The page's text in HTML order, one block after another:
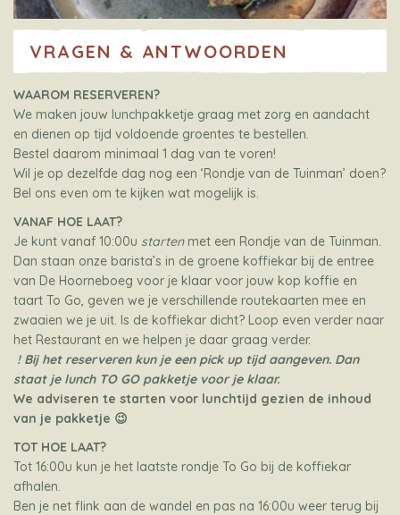
VRAGEN & ANTWOORDEN
WAAROM RESERVEREN?
We maken jouw lunchpakketje graag met zorg en aandacht
en dienen op tijd voldoende groentes te bestellen.
Bestel daarom minimaal 1 dag van te voren!
Wil je op dezelfde dag nog een ‘Rondje van de Tuinman’ doen?
Bel ons even om te kijken wat mogelijk is.
VANAF HOE LAAT?
Je kunt vanaf 10:00u startenmet een Rondje van de Tuinman.
Dan staan onze barista’s in de groene koffiekar bij de entree
van De Hoorneboeg voor je klaar voor jouw kop koffie en
taart To Go, geven we je verschillende routekaarten mee en
zwaaien we je uit. Is de koffiekar dicht? Loop even verder naar
het Restaurant en we helpen je daar graag verder.
! Bij het reserveren kun je een pick up tijd aangeven. Dan
staat je lunch TO GO pakketje voor je klaar.
We adviseren te starten voor lunchtijd gezien de inhoud
van je pakketje 😉
TOT HOE LAAT?
Tot 16:00u kun je het laatste rondje To Go bij de koffiekar
afhalen.
Ben je net flink aan de wandel en pas na 16:00u weer terug bij